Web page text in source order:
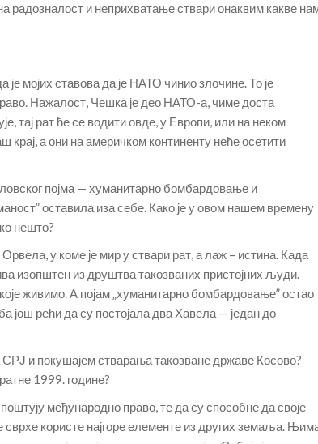
радозналост и неприхватање ствари онаквим какве
је мојих ставова да је НАТО чинио злочине. То је
Нажалост, Чешка је део НАТО-а, чиме доста
тај рат ће се водити овде, у Европи, или на неком
крај, а они на америчком континенту неће осетити
појма — хуманитарно бомбардовање и
оставила иза себе. Како је у овом нашем времену
нешто?
у коме је мир у ствари рат, а лаж – истина. Када
изопштен из друштва такозваних пристојних људи.
живимо. А појам „хуманитарно бомбардовање” остао
још рећи да су постојала два Хавела — један до
и покушајем стварања такозване државе Косово?
1999. године?
међународно право, те да су способне да своје
сврхе користе најгоре елементе из других земаља.